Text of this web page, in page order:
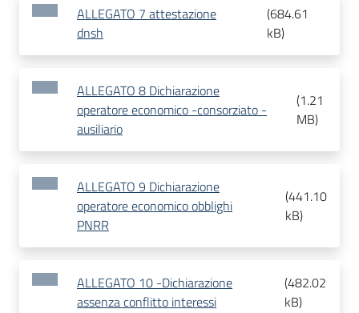
ALLEGATO 7 attestazione
dnsh
(684.61
kB)
ALLEGATO 8 Dichiarazione
operatore economico -consorziato -
ausiliario
(1.21
MB)
ALLEGATO 9 Dichiarazione
operatore economico obblighi
PNRR
(441.10
kB)
ALLEGATO 10 -Dichiarazione
assenza conflitto interessi
(482.02
kB)